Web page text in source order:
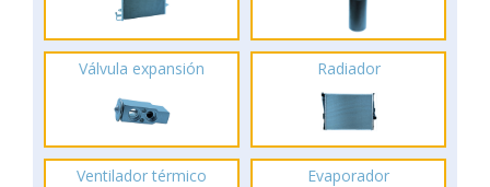
Válvula expansión Radiador
Ventilador térmico Evaporador